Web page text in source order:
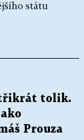
státu
třikrát tolik.
Prouza